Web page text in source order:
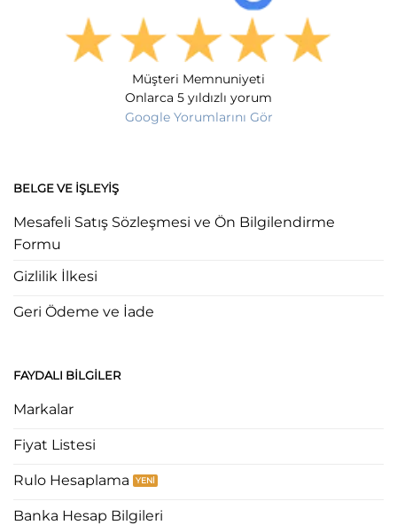
Müşteri Memnuniyeti
Onlarca 5 yıldızlı yorum
Google Yorumlarını Gör
BELGE VE İŞLEYIŞ
Mesafeli Satış Sözleşmesi ve Ön Bilgilendirme
Formu
Gizlilik İlkesi
Geri Ödeme ve İade
FAYDALI BILGILER
Markalar
Fiyat Listesi
Rulo Hesaplama
Banka Hesap Bilgileri